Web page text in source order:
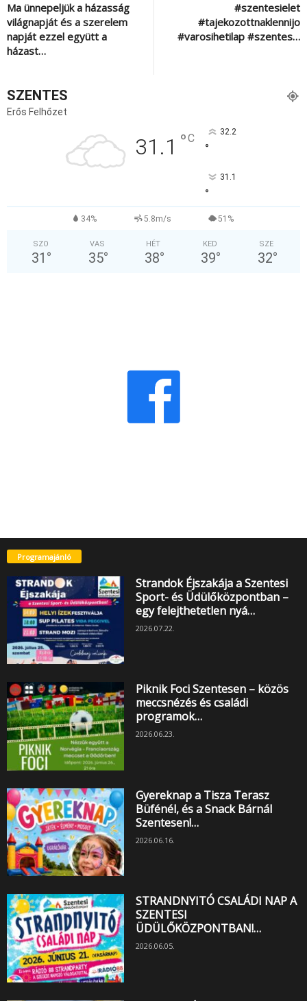
Ma ünnepeljük a házasság
világnapját és a szerelem
napját ezzel együtt a
házast…
#szentesielet
#tajekozottnaklennijo
#varosihetilap #szentes…
SZENTES
Erős Felhőzet
31.1 °C 32.2
°
31.1
°
34% 5.8m/s 51%
SZO
31 °
VAS
35°
HÉT
38°
KED
39°
SZE
32°
Programajánló
Strandok Éjszakája a Szentesi
Sport- és Üdülőközpontban –
egy felejthetetlen nyá…
2026.07.22.
Piknik Foci Szentesen – közös
meccsnézés és családi
programok…
2026.06.23.
Gyereknap a Tisza Terasz
Büfénél, és a Snack Bárnál
Szentesen!…
2026.06.16.
STRANDNYITÓ CSALÁDI NAP A
SZENTESI
ÜDÜLŐKÖZPONTBAN!…
2026.06.05.